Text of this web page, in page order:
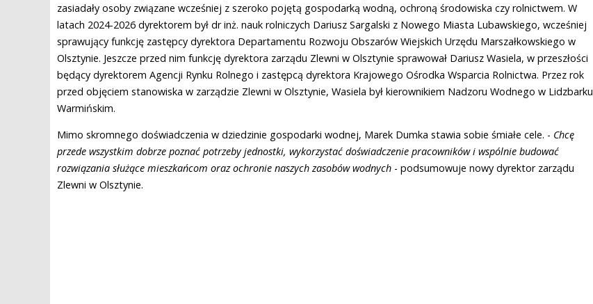
zasiadały osoby związane wcześniej z szeroko pojętą gospodarką wodną, ochroną środowiska czy rolnictwem. W
latach 2024-2026 dyrektorem był dr inż. nauk rolniczych Dariusz Sargalski z Nowego Miasta Lubawskiego, wcześniej
sprawujący funkcję zastępcy dyrektora Departamentu Rozwoju Obszarów Wiejskich Urzędu Marszałkowskiego w
Olsztynie. Jeszcze przed nim funkcję dyrektora zarządu Zlewni w Olsztynie sprawował Dariusz Wasiela, w przeszłości
będący dyrektorem Agencji Rynku Rolnego i zastępcą dyrektora Krajowego Ośrodka Wsparcia Rolnictwa. Przez rok
przed objęciem stanowiska w zarządzie Zlewni w Olsztynie, Wasiela był kierownikiem Nadzoru Wodnego w Lidzbarku
Warmińskim.
Mimo skromnego doświadczenia w dziedzinie gospodarki wodnej, Marek Dumka stawia sobie śmiałe cele. - Chcę
przede wszystkim dobrze poznać potrzeby jednostki, wykorzystać doświadczenie pracowników i wspólnie budować
rozwiązania służące mieszkańcom oraz ochronie naszych zasobów wodnych - podsumowuje nowy dyrektor zarządu
Zlewni w Olsztynie.